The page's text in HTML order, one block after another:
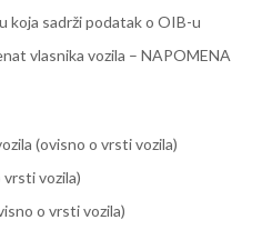
koja sadrži podatak o OIB-u
vlasnika vozila – NAPOMENA
(ovisno o vrsti vozila)
vozila)
o vrsti vozila)